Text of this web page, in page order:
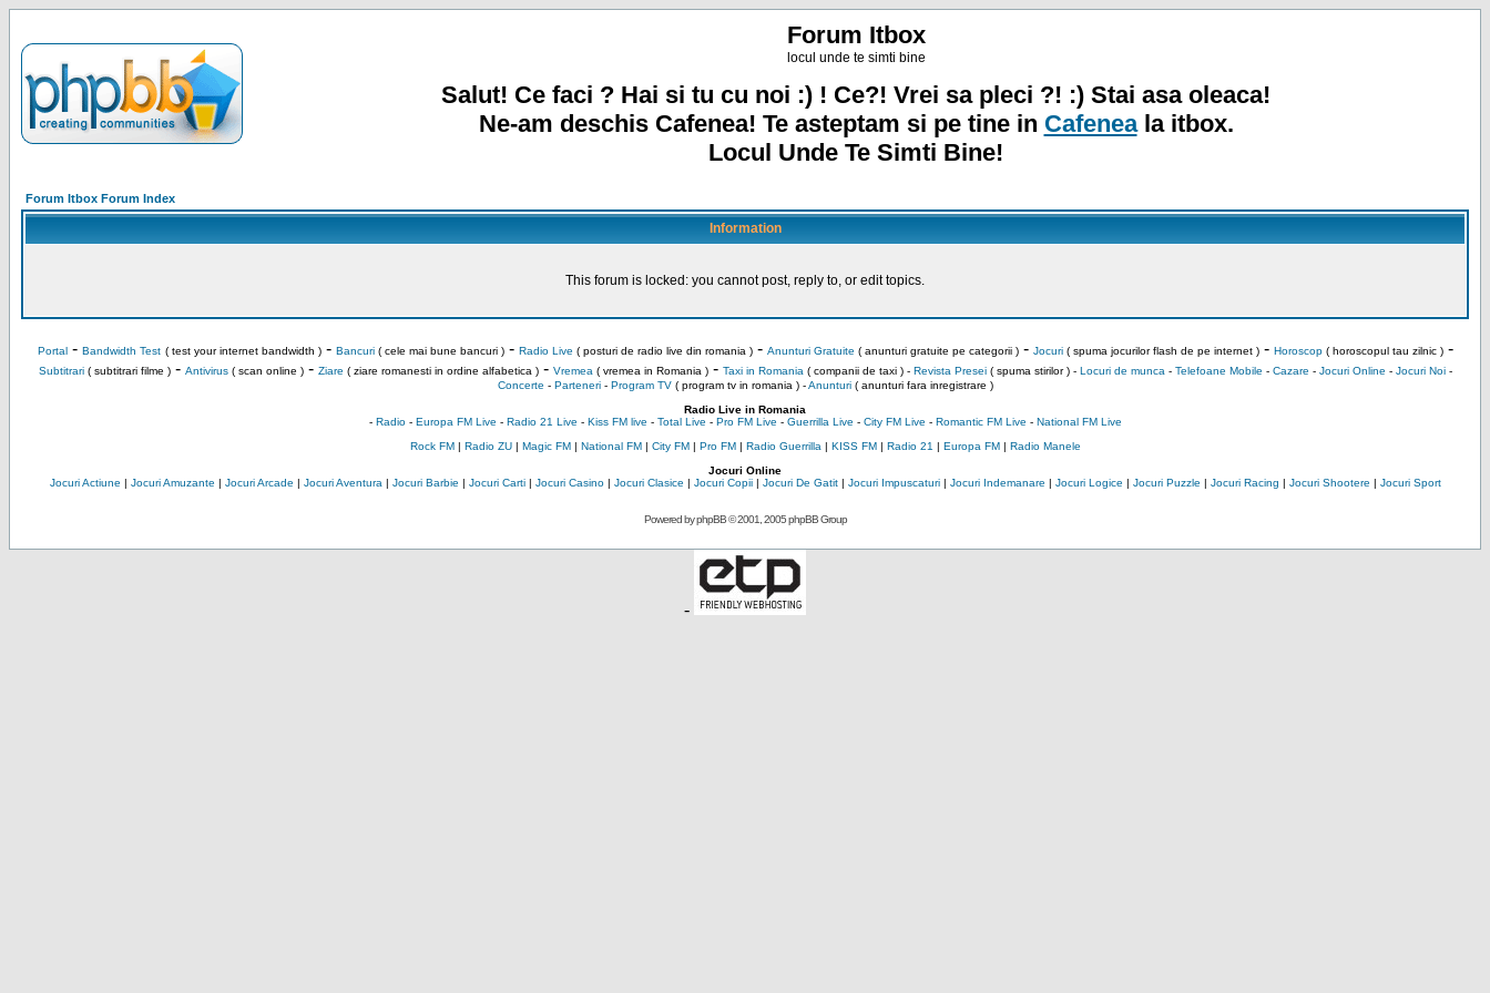
Forum Itbox
locul unde te simti bine
Salut! Ce faci ? Hai si tu cu noi :) ! Ce?! Vrei sa pleci ?! :) Stai asa oleaca!
Ne-am deschis Cafenea! Te asteptam si pe tine in Cafeneala itbox.
Locul Unde Te Simti Bine!
Forum Itbox Forum Index
Information
This forum is locked: you cannot post, reply to, or edit topics.
Portal- Bandwidth Test ( test your internet bandwidth )- Bancuri( cele mai bune bancuri )- Radio Live ( posturi de radio live din romania )- Anunturi Gratuite ( anunturi gratuite pe categorii )- Jocuri( spuma jocurilor flash de pe internet )- Horoscop( horoscopul tau zilnic )-
Subtitrari( subtitrari filme )- Antivirus( scan online )- Ziare ( ziare romanesti in ordine alfabetica )- Vremea ( vremea in Romania )- Taxi in Romania ( companii de taxi ) - Revista Presei( spuma stirilor ) - Locuri de munca - Telefoane Mobile - Cazare - Jocuri Online - Jocuri Noi-
Concerte - Parteneri- Program TV( program tv in romania )-Anunturi( anunturi fara inregistrare )
Radio Live in Romania
- Radio- Europa FM Live - Radio 21 Live - Kiss FM live - Total Live - Pro FM Live - Guerrilla Live - City FM Live - Romantic FM Live - National FM Live
Rock FM| Radio ZU| Magic FM| National FM| City FM| Pro FM| Radio Guerrilla | KISS FM| Radio 21 | Europa FM| Radio Manele
Jocuri Online
Jocuri Actiune | Jocuri Amuzante | Jocuri Arcade | Jocuri Aventura | Jocuri Barbie | Jocuri Carti| Jocuri Casino| Jocuri Clasice | Jocuri Copii| Jocuri De Gatit| Jocuri Impuscaturi| Jocuri Indemanare | Jocuri Logice | Jocuri Puzzle | Jocuri Racing | Jocuri Shootere | Jocuri Sport
Powered byphpBB© 2001, 2005 phpBB Group
-